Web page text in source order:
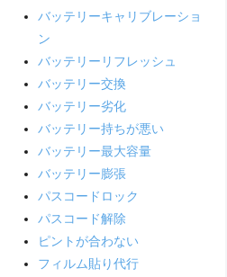
バッテリーキャリブレーショ
ン
バッテリーリフレッシュ
バッテリー交換
バッテリー劣化
バッテリー持ちが悪い
バッテリー最大容量
バッテリー膨張
パスコードロック
パスコード解除
ピントが合わない
フィルム貼り代行